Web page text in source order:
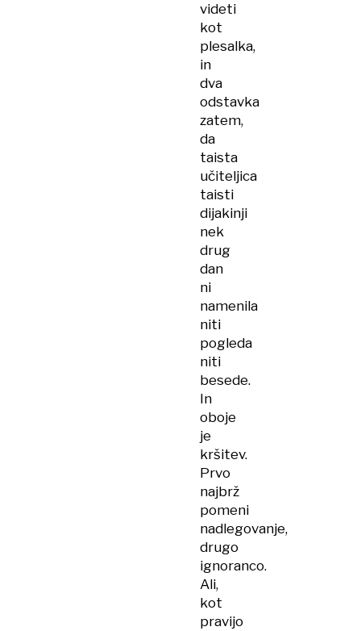
videti
kot
plesalka,
in
dva
odstavka
zatem,
da
taista
učiteljica
taisti
dijakinji
nek
drug
dan
ni
namenila
niti
pogleda
niti
besede.
In
oboje
je
kršitev.
Prvo
najbrž
pomeni
nadlegovanje,
drugo
ignoranco.
Ali,
kot
pravijo